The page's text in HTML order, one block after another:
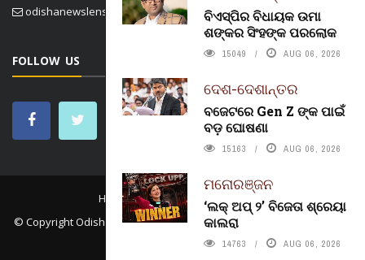
ବିଏସ୍‌ପିର ବିଧାୟକ ଉମା
ଶଙ୍କର ସିଂହଙ୍କ ପରଲୋକ
15049 AUG 06, 2026
ଦେଶ-ଦେଶାନ୍ତର
ବଜେଟରେ Gen Z ଙ୍କ ପାଇଁ
ବଡ଼ ଘୋଷଣା
15163 AUG 06, 2026
ମନୋରଞ୍ଜନ
‘ଲକ୍ ଅପ୍ ୨’ ବିଜେତା ଶ୍ରେୟା
କାଲରା
14763 AUG 06, 2026
odishanewslens@gmail.com
FOLLOW US
HOME CONTACT US ABOUT US
© CopyrightOdisha News Lens 4.1. All rights reserved. in association
Konect.In